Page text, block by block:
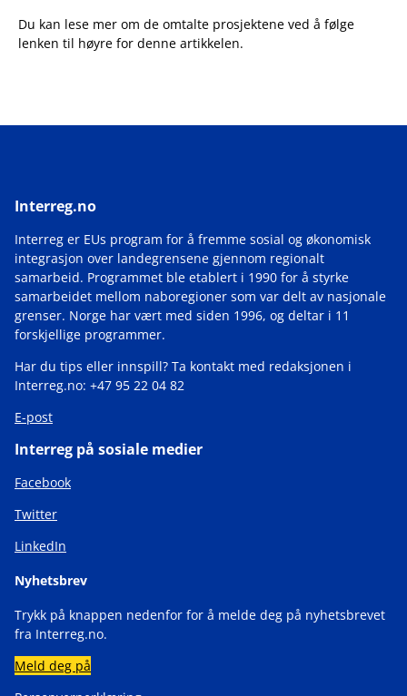
Du kan lese mer om de omtalte prosjektene ved å følge
lenken til høyre for denne artikkelen.
Interreg.no
Interreg er EUs program for å fremme sosial og økonomisk
integrasjon over landegrensene gjennom regionalt
samarbeid. Programmet ble etablert i 1990 for å styrke
samarbeidet mellom naboregioner som var delt av nasjonale
grenser. Norge har vært med siden 1996, og deltar i 11
forskjellige programmer.
Har du tips eller innspill? Ta kontakt med redaksjonen i
Interreg.no: +47 95 22 04 82
E-post
Interreg på sosiale medier
Facebook
Twitter
LinkedIn
Nyhetsbrev
Trykk på knappen nedenfor for å melde deg på nyhetsbrevet
fra Interreg.no.
Meld deg på